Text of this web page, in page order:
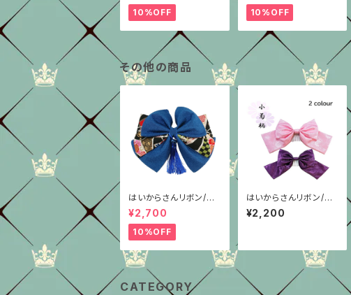
10%OFF 10%OFF
その他の商品
はいからさんリボン/柄
重ね/青ちりめん
¥2,700
10%OFF
はいからさんリボン/菊
花文様シンプル型/2色
¥2,200
CATEGORY